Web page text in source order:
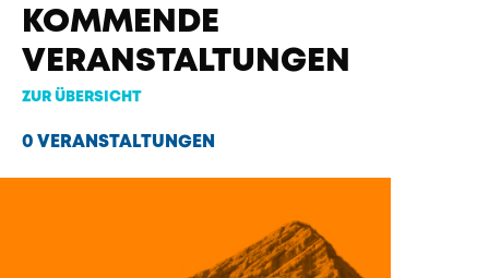
KOMMENDE
VERANSTALTUNGEN
ZUR ÜBERSICHT
0 VERANSTALTUNGEN